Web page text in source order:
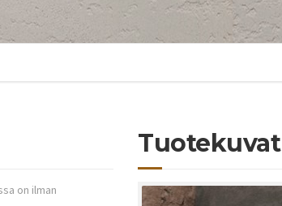
on ilman
Tuotekuvat